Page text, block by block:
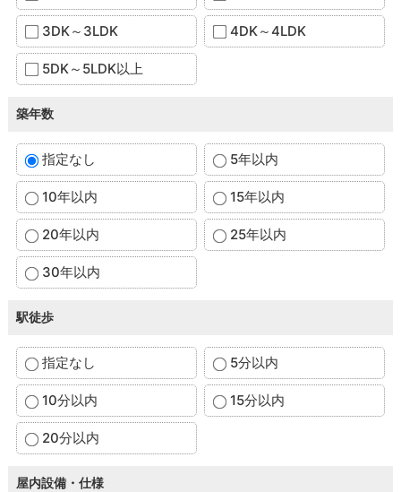
3DK～3LDK 4DK～4LDK
5DK～5LDK以上
築年数
指定なし 5年以内
10年以内 15年以内
20年以内 25年以内
30年以内
駅徒歩
指定なし 5分以内
10分以内 15分以内
20分以内
屋内設備・仕様